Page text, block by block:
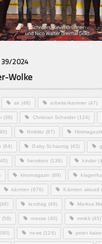
39/2024
Wolke
ak (48) arbeiterkammer (47)
(38) Christian Scheider (124)
filmblitz (87) filmmagazin
(64) Gaby Schaunig (43)
heimkino (138) kinder
kinomagazin (69)
kärnten (676) Kärnten aktuell
(46) landtag (49) Markus
(58) messe (40) mmkk(45)
news(126) peter